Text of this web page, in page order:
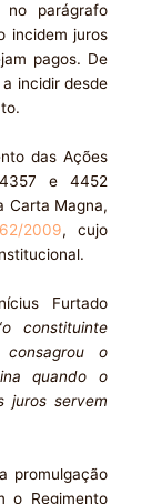
parágrafo
incidem juros
pagos. De
incidir desde
das Ações
4357 e 4452
Carta Magna,
2009, cujo
Furtado
o constituinte
o
quando o
juros servem
promulgação
o Regimento